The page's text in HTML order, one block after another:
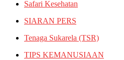
Safari Kesehatan
SIARAN PERS
Tenaga Sukarela (TSR)
TIPS KEMANUSIAAN